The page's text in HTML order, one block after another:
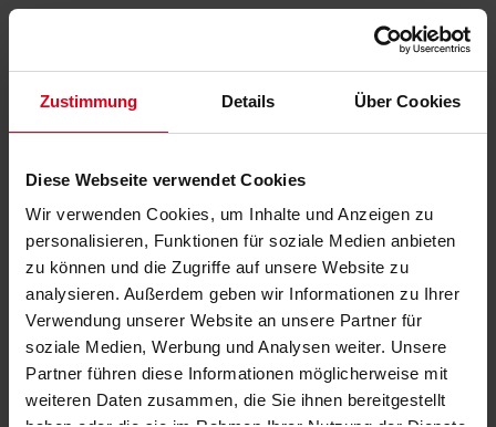
Zustimmung Details Über Cookies
Diese Webseite verwendet Cookies
Wir verwenden Cookies, um Inhalte und Anzeigen zu
personalisieren, Funktionen für soziale Medien anbieten
zu können und die Zugriffe auf unsere Website zu
analysieren. Außerdem geben wir Informationen zu Ihrer
Verwendung unserer Website an unsere Partner für
soziale Medien, Werbung und Analysen weiter. Unsere
Partner führen diese Informationen möglicherweise mit
weiteren Daten zusammen, die Sie ihnen bereitgestellt